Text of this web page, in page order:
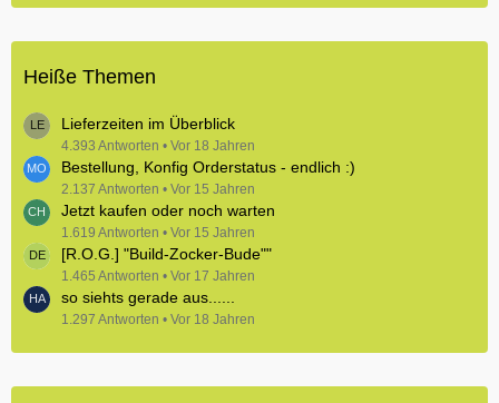
Heiße Themen
Lieferzeiten im Überblick
4.393 Antworten Vor 18 Jahren
Bestellung, Konfig Orderstatus - endlich :)
2.137 Antworten Vor 15 Jahren
Jetzt kaufen oder noch warten
1.619 Antworten Vor 15 Jahren
[R.O.G.] "Build-Zocker-Bude""
1.465 Antworten Vor 17 Jahren
so siehts gerade aus......
1.297 Antworten Vor 18 Jahren